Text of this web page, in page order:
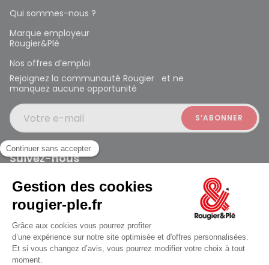
Ferme à 19:00
Qui sommes-nous ?
Marque employeur
Rougier&Plé
Nos offres d’emploi
Rejoignez la communauté Rougier et ne
manquez aucune opportunité
Votre e-mail
Suivez-nous
Rougier et Plé 2024 Copyright